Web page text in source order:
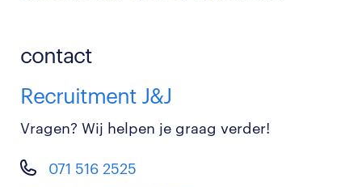
contact
Recruitment J&J
Vragen? Wij helpen je graag verder!
071 516 2525